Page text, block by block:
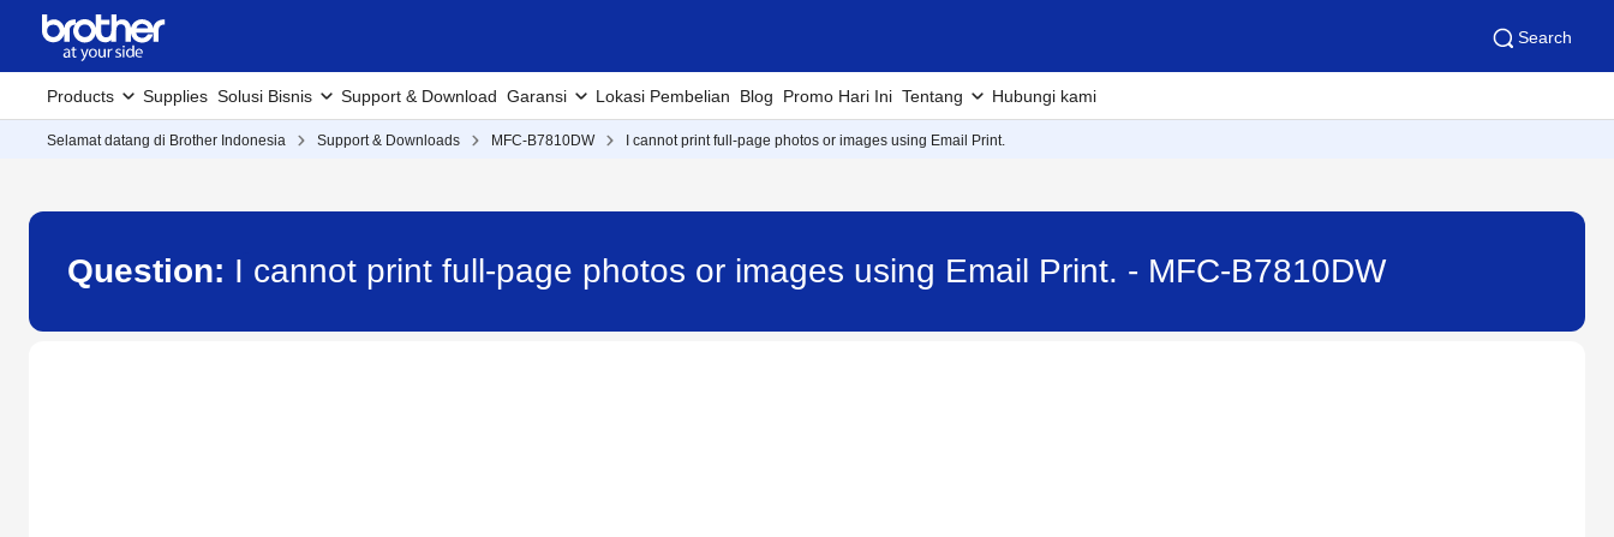
Search
Products Supplies Solusi Bisnis Support & Download Garansi Lokasi Pembelian Blog Promo Hari Ini Tentang Hubungi kami
Selamat datang di Brother Indonesia Support & Downloads MFC-B7810DW I cannot print full-page photos or images using Email Print.
Question: I cannot print full-page photos or images using Email Print. - MFC-B7810DW